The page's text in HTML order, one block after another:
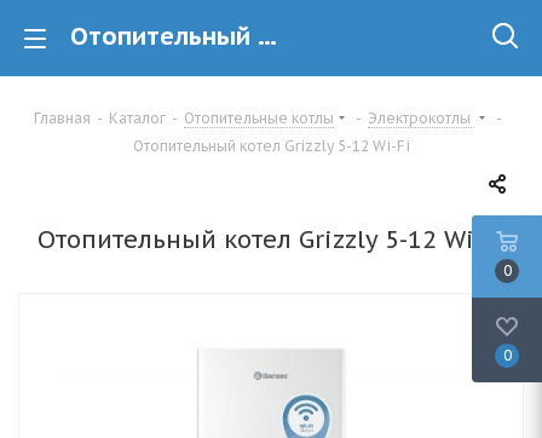
Отопительный котел Grizzly 5-12 Wi-Fi купить в Минске
Главная - Каталог - Отопительные котлы - Электрокотлы
-
Отопительный котел Grizzly 5-12 Wi-Fi
Отопительный котел Grizzly 5-12 Wi-Fi
0
0